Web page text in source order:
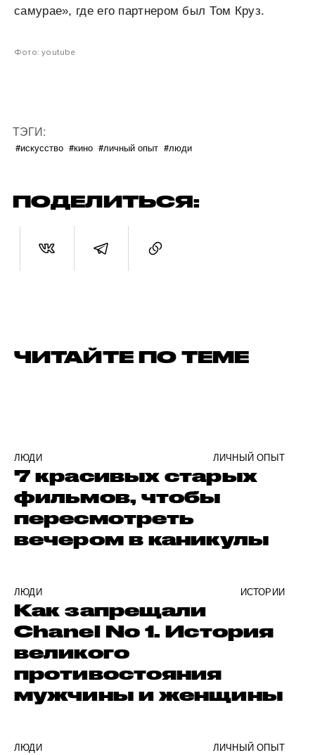
самурае», где его партнером был Том Круз.
Фото: youtube
ТЭГИ:
#искусство #кино #личный опыт #люди
ПОДЕЛИТЬСЯ:
ЧИТАЙТЕ ПО ТЕМЕ
ЛЮДИ ЛИЧНЫЙ ОПЫТ
7 красивых старых
фильмов, чтобы
пересмотреть
вечером в каникулы
ЛЮДИ ИСТОРИИ
Как запрещали
Chanel No 1. История
великого
противостояния
мужчины и женщины
ЛЮДИ ЛИЧНЫЙ ОПЫТ